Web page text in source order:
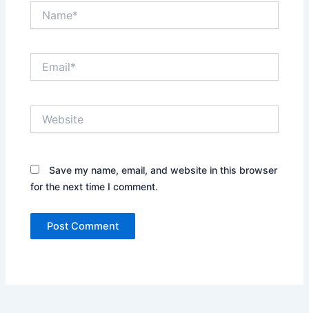
Save my name, email, and website in this browser
for the next time I comment.